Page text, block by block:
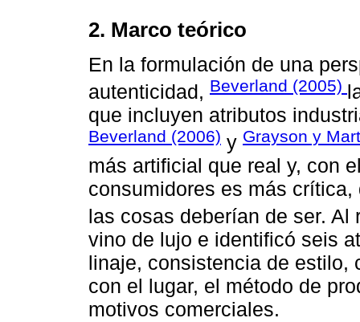
2. Marco teórico
En la formulación de una
autenticidad, Beverland (2005)
que incluyen atributos
Beverland (2006) y Grayson y
más artificial que real y, con
consumidores es más
las cosas deberían de ser. Al
vino de lujo e identificó seis
linaje, consistencia de estilo,
con el lugar, el método de
motivos comerciales.